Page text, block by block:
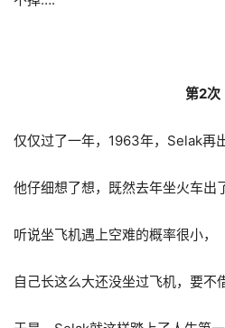
第2次
仅仅过了一年，1963年，Selak再
他仔细想了想，既然去年坐火车出
听说坐飞机遇上空难的概率很小，
自己长这么大还没坐过飞机，要不